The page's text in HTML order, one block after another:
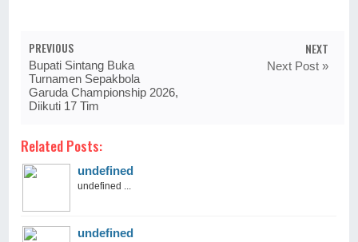
PREVIOUS
Bupati Sintang Buka
Turnamen Sepakbola
Garuda Championship 2026,
Diikuti 17 Tim
NEXT
Next Post »
Related Posts:
undefined
undefined ...
undefined